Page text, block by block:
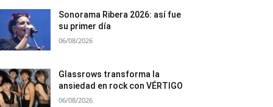
Sonorama Ribera 2026: así fue
su primer día
06/08/2026
Glassrows transforma la
ansiedad en rock con VÉRTIGO
06/08/2026